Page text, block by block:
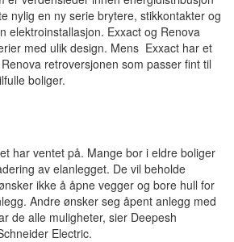
nylig en ny serie brytere, stikkontakter og
elektroinstallasjon. Exxact og Renova
med ulik design. Mens Exxact har et
retroversjonen som passer fint til
boliger.
har ventet på. Mange bor i eldre boliger
av elanlegget. De vil beholde
ikke å åpne vegger og bore hull for
Andre ønsker seg åpent anlegg med
de alle muligheter, sier Deepesh
Electric.